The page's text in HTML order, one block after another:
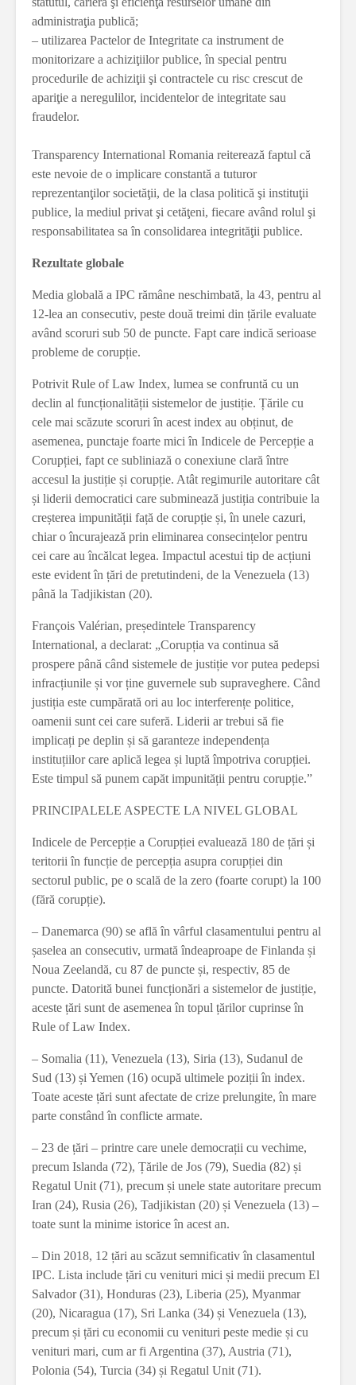
administraţia publică;
– utilizarea Pactelor de Integritate ca instrument de
monitorizare a achiziţiilor publice, în special pentru
procedurile de achiziţii şi contractele cu risc crescut de
apariţie a neregulilor, incidentelor de integritate sau
fraudelor.
Transparency International Romania reiterează faptul că
este nevoie de o implicare constantă a tuturor
reprezentanţilor societăţii, de la clasa politică şi instituţii
publice, la mediul privat şi cetăţeni, fiecare având rolul şi
responsabilitatea sa în consolidarea integrităţii publice.
Rezultate globale
Media globală a IPC rămâne neschimbată, la 43, pentru al
12-lea an consecutiv, peste două treimi din țările evaluate
având scoruri sub 50 de puncte. Fapt care indică serioase
probleme de corupție.
Potrivit Rule of Law Index, lumea se confruntă cu un
declin al funcționalității sistemelor de justiție. Țările cu
cele mai scăzute scoruri în acest index au obținut, de
asemenea, punctaje foarte mici în Indicele de Percepție a
Corupției, fapt ce subliniază o conexiune clară între
accesul la justiție și corupție. Atât regimurile autoritare cât
și liderii democratici care subminează justiția contribuie la
creșterea impunității față de corupție și, în unele cazuri,
chiar o încurajează prin eliminarea consecințelor pentru
cei care au încălcat legea. Impactul acestui tip de acțiuni
este evident în țări de pretutindeni, de la Venezuela (13)
până la Tadjikistan (20).
François Valérian, președintele Transparency
International, a declarat: „Corupția va continua să
prospere până când sistemele de justiție vor putea pedepsi
infracțiunile și vor ține guvernele sub supraveghere. Când
justiția este cumpărată ori au loc interferențe politice,
oamenii sunt cei care suferă. Liderii ar trebui să fie
implicați pe deplin și să garanteze independența
instituțiilor care aplică legea și luptă împotriva corupției.
Este timpul să punem capăt impunității pentru corupție.”
PRINCIPALELE ASPECTE LA NIVEL GLOBAL
Indicele de Percepție a Corupției evaluează 180 de țări și
teritorii în funcție de percepția asupra corupției din
sectorul public, pe o scală de la zero (foarte corupt) la 100
(fără corupție).
– Danemarca (90) se află în vârful clasamentului pentru al
șaselea an consecutiv, urmată îndeaproape de Finlanda și
Noua Zeelandă, cu 87 de puncte și, respectiv, 85 de
puncte. Datorită bunei funcționări a sistemelor de justiție,
aceste țări sunt de asemenea în topul țărilor cuprinse în
Rule of Law Index.
– Somalia (11), Venezuela (13), Siria (13), Sudanul de
Sud (13) și Yemen (16) ocupă ultimele poziții în index.
Toate aceste țări sunt afectate de crize prelungite, în mare
parte constând în conflicte armate.
– 23 de țări – printre care unele democrații cu vechime,
precum Islanda (72), Țările de Jos (79), Suedia (82) și
Regatul Unit (71), precum și unele state autoritare precum
Iran (24), Rusia (26), Tadjikistan (20) și Venezuela (13) –
toate sunt la minime istorice în acest an.
– Din 2018, 12 țări au scăzut semnificativ în clasamentul
IPC. Lista include țări cu venituri mici și medii precum El
Salvador (31), Honduras (23), Liberia (25), Myanmar
(20), Nicaragua (17), Sri Lanka (34) și Venezuela (13),
precum și țări cu economii cu venituri peste medie și cu
venituri mari, cum ar fi Argentina (37), Austria (71),
Polonia (54), Turcia (34) și Regatul Unit (71).